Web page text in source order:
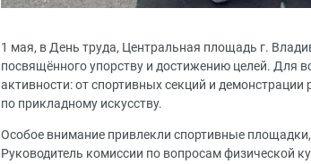
1 мая, в День труда, Центральная площадь г.
посвящённого упорству и достижению целей.
активности: от спортивных секций и
по прикладному искусству.
Особое внимание привлекли спортивные
Руководитель комиссии по вопросам физической